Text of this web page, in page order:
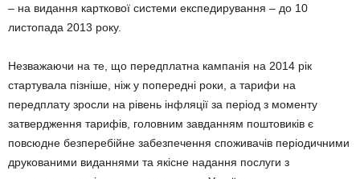
– на видання карткової системи експедирування – до 10
листопада 2013 року.
Незважаючи на те, що передплатна кампанія на 2014 рік
стартувала пізніше, ніж у попередні роки, а тарифи на
передплату зросли на рівень інфляції за період з моменту
затвердження тарифів, головним завданням поштовиків є
повсюдне безперебійне забезпечення споживачів періодичними
друкованими виданнями та якісне надання послуги з